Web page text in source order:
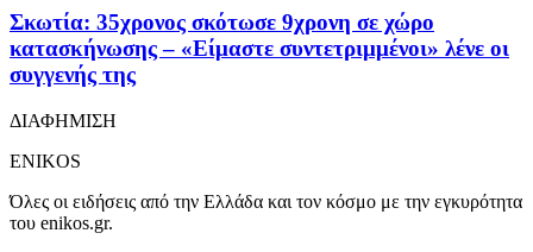
Σκωτία: 35χρονος σκότωσε 9χρονη σε χώρο
κατασκήνωσης – «Είμαστε συντετριμμένοι» λένε οι
συγγενής της
ΔΙΑΦΗΜΙΣΗ
ENIKOS
Όλες οι ειδήσεις από την Ελλάδα και τον κόσμο με την εγκυρότητα
του enikos.gr.